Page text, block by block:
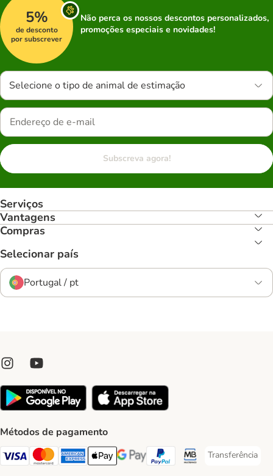
5%
de desconto
por subscrever
Não perca os nossos descontos personalizados,
promoções especiais e novidades!
Selecione o tipo de animal de estimação
Subscreva agora!
Serviços
Vantagens
Compras
Selecionar país
Portugal / pt
Métodos de pagamento
Visa Payment Method
Mastercard Payment Method
American Express Payment Method
Apple Pay Payment Method
Google Pay Payment Method
PayPal Payment Method
Multibanco Payment
Transferência
Transferência